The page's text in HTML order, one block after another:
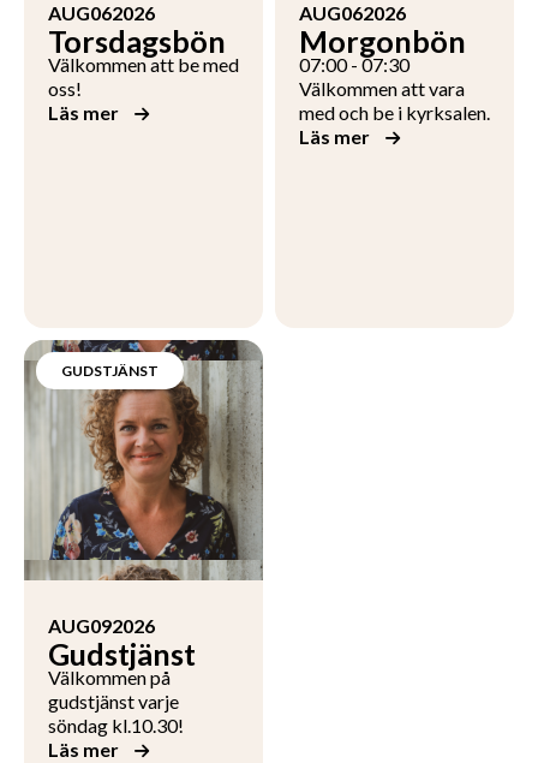
AUG062026
Torsdagsbön
Välkommen att be med
oss!
Läs mer
AUG062026
Morgonbön
07:00 - 07:30
Välkommen att vara
med och be i kyrksalen.
Läs mer
GUDSTJÄNST
AUG092026
Gudstjänst
Välkommen på
gudstjänst varje
söndag kl.10.30!
Läs mer